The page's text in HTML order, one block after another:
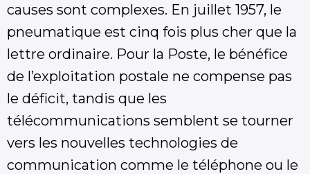
causes sont complexes. En juillet 1957, le
pneumatique est cinq fois plus cher que la
lettre ordinaire. Pour la Poste, le bénéfice
de l’exploitation postale ne compense pas
le déficit, tandis que les
télécommunications semblent se tourner
vers les nouvelles technologies de
communication comme le téléphone ou le